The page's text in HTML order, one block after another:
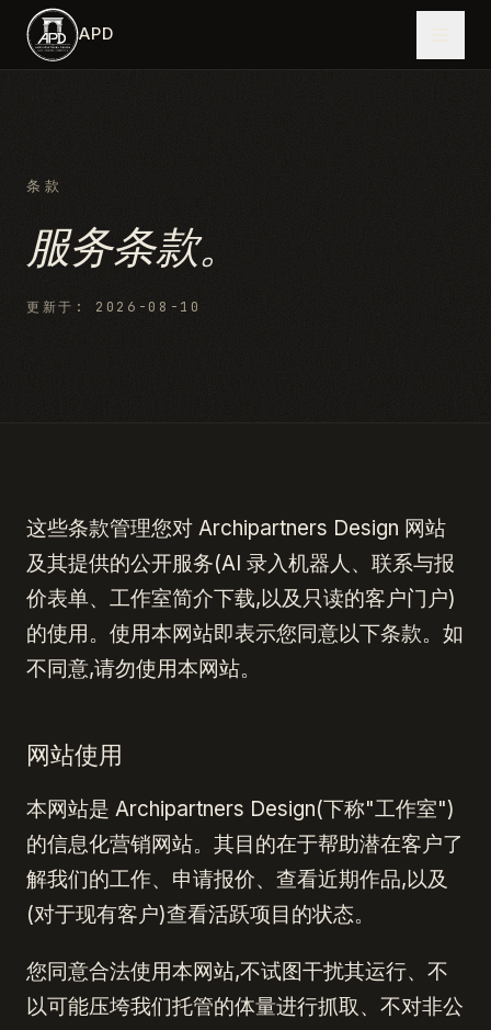
跳到主内容
APD
条款
服务条款。
更新于 : 2026-08-10
这些条款管理您对 Archipartners Design 网站
及其提供的公开服务(AI 录入机器人、联系与报
价表单、工作室简介下载,以及只读的客户门户)
的使用。使用本网站即表示您同意以下条款。如
不同意,请勿使用本网站。
网站使用
本网站是 Archipartners Design(下称"工作室")
的信息化营销网站。其目的在于帮助潜在客户了
解我们的工作、申请报价、查看近期作品,以及
(对于现有客户)查看活跃项目的状态。
您同意合法使用本网站,不试图干扰其运行、不
以可能压垮我们托管的体量进行抓取、不对非公